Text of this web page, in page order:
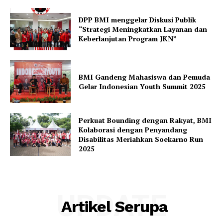
DPP BMI menggelar Diskusi Publik
“Strategi Meningkatkan Layanan dan
Keberlanjutan Program JKN”
BMI Gandeng Mahasiswa dan Pemuda
Gelar Indonesian Youth Summit 2025
Perkuat Bounding dengan Rakyat, BMI
Kolaborasi dengan Penyandang
Disabilitas Meriahkan Soekarno Run
2025
Artikel Serupa
UPDATE